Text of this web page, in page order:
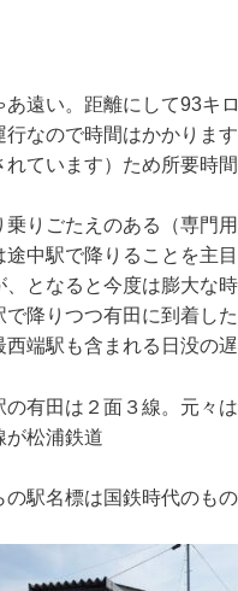
あ遠い。距離にして93キ
行なので時間はかかりま
れています）ため所要時間
乗りごたえのある（専門
途中駅で降りることを主
、となると今度は膨大な
で降りつつ有田に到着し
西端駅も含まれる日没の
の有田は２面３線。元々
が松浦鉄道
の駅名標は国鉄時代のも